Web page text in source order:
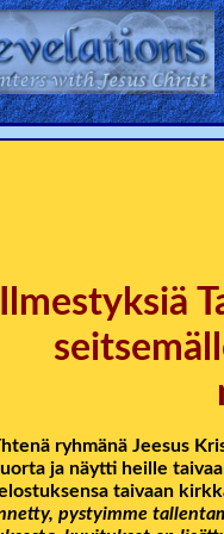
Ilmestyksiä
ryhmänä Jeesus
ja näytti heille
taivaan
pystyimme